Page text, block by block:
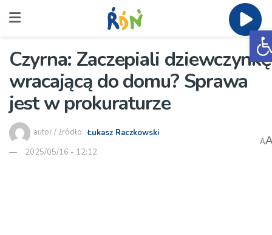
Czyrna: Zaczepiali dziewczynkę
wracającą do domu? Sprawa
jest w prokuraturze
autor / źródło: Łukasz Raczkowski
2025/05/16 - 12:12
A